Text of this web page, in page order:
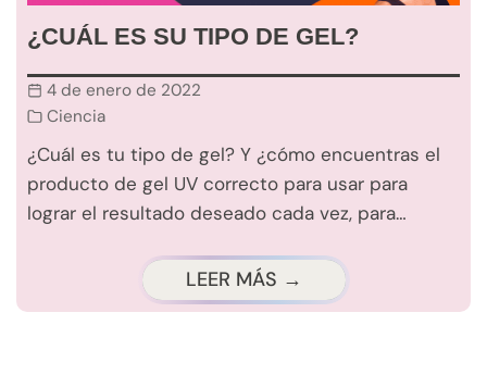
¿CUÁL ES SU TIPO DE GEL?
4 de enero de 2022
Ciencia
¿Cuál es tu tipo de gel? Y ¿cómo encuentras el
producto de gel UV correcto para usar para
lograr el resultado deseado cada vez, para…
LEER MÁS →